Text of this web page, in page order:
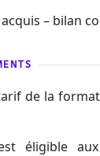
– bilan
de la
éligible